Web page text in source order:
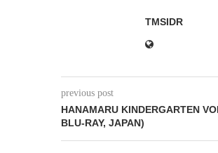
TMSIDR
previous post
HANAMARU KINDERGARTEN
BLU-RAY, JAPAN)